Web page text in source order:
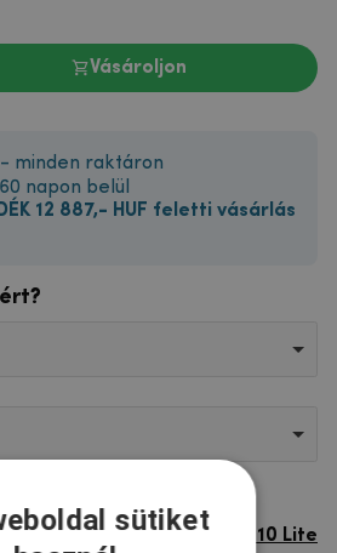
Vásároljon
- minden raktáron
napon belül
12 887,- HUF feletti vásárlás
Huawei P10 Lite
sütiket